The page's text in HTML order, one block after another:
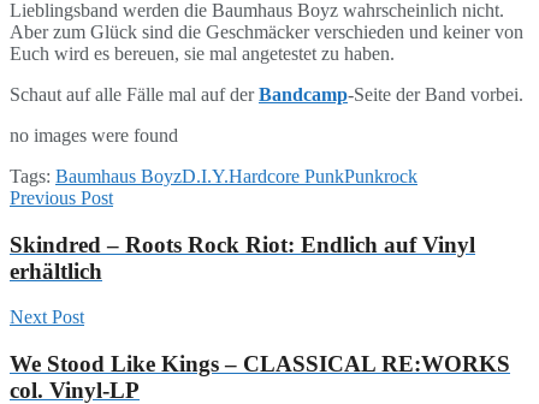
Lieblingsband werden die Baumhaus Boyz wahrscheinlich nicht.
Aber zum Glück sind die Geschmäcker verschieden und keiner von
Euch wird es bereuen, sie mal angetestet zu haben.
Schaut auf alle Fälle mal auf derBandcamp-Seite der Band vorbei.
no images were found
Tags: Baumhaus BoyzD.I.Y.Hardcore PunkPunkrock
Previous Post
Skindred – Roots Rock Riot: Endlich auf Vinyl
erhältlich
Next Post
We Stood Like Kings – CLASSICAL RE:WORKS
col. Vinyl-LP